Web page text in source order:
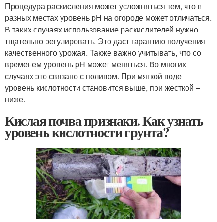
Процедура раскисления может усложняться тем, что в
разных местах уровень pH на огороде может отличаться.
В таких случаях использование раскислителей нужно
тщательно регулировать. Это даст гарантию получения
качественного урожая. Также важно учитывать, что со
временем уровень pH может меняться. Во многих
случаях это связано с поливом. При мягкой воде
уровень кислотности становится выше, при жесткой –
ниже.
Кислая почва признаки. Как узнать
уровень кислотности грунта?